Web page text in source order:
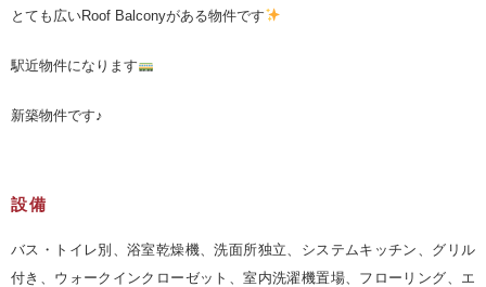
とても広いRoof Balconyがある物件です
駅近物件になります
新築物件です♪
設備
バス・トイレ別、浴室乾燥機、洗面所独立、システムキッチン、グリル
付き、ウォークインクローゼット、室内洗濯機置場、フローリング、エ